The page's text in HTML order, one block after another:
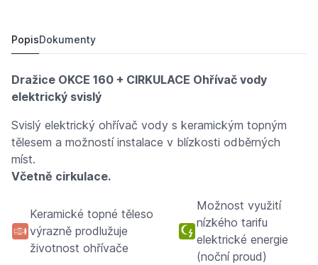
PopisDokumenty
Dražice OKCE 160 + CIRKULACE Ohřívač vody
elektrický svislý
Svislý elektrický ohřívač vody s keramickým topným
tělesem a možností instalace v blízkosti odběrných
míst.
Včetně cirkulace.
Keramické topné těleso
výrazně prodlužuje
životnost ohřívače
Možnost využití
nízkého tarifu
elektrické energie
(noční proud)